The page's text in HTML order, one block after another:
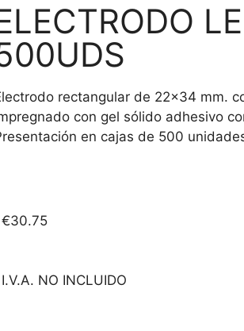
rectangular de 22×34 mm.
con gel sólido adhesivo
en cajas de 500
€30.75
I.V.A. NO INCLUIDO